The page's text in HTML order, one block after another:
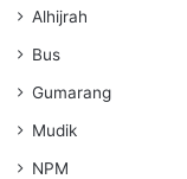
Alhijrah
Bus
Gumarang
Mudik
NPM